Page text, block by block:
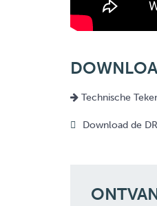
Technische
Download de